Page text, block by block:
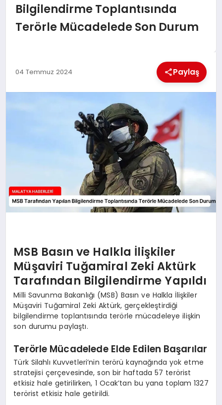
EĞITIM
MAGAZIN
TEKNOLOJI
Bilgilendirme Toplantısında
Terörle Mücadelede Son Durum
04 Temmuz 2024 Paylaş
MSB Basın ve Halkla İlişkiler
Müşaviri Tuğamiral Zeki Aktürk
Tarafından Bilgilendirme Yapıldı
Milli Savunma Bakanlığı (MSB) Basın ve Halkla İlişkiler
Müşaviri Tuğamiral Zeki Aktürk, gerçekleştirdiği
bilgilendirme toplantısında terörle mücadeleye ilişkin
son durumu paylaştı.
Terörle Mücadelede Elde Edilen Başarılar
Türk Silahlı Kuvvetleri’nin terörü kaynağında yok etme
stratejisi çerçevesinde, son bir haftada 57 terörist
etkisiz hale getirilirken, 1 Ocak’tan bu yana toplam 1327
terörist etkisiz hale getirildi.